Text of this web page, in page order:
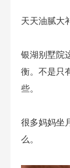
天天油腻大
银湖别墅院
衡。不是只
些。
很多妈妈坐
么。